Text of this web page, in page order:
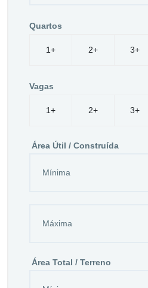
Quartos
1+ 2+ 3+
Vagas
1+ 2+ 3+
Área Útil / Construída
Área Total / Terreno